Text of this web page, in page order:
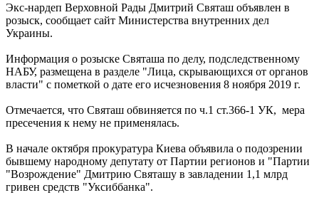
Экс-нардеп Верховной Рады Дмитрий Святаш объявлен в
розыск, сообщает сайт Министерства внутренних дел
Украины.
Информация о розыске Святаша по делу, подследственному
НАБУ, размещена в разделе "Лица, скрывающихся от органов
власти" с пометкой о дате его исчезновения 8 ноября 2019 г.
Отмечается, что Святаш обвиняется по ч.1 ст.366-1 УК, мера
пресечения к нему не применялась.
В начале октября прокуратура Киева объявила о подозрении
бывшему народному депутату от Партии регионов и "Партии
"Возрождение" Дмитрию Святашу в завладении 1,1 млрд
гривен средств "Уксиббанка".